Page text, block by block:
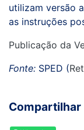
utilizam versão
as instruções
Publicação da
Fonte: SPED (
Compartilhar